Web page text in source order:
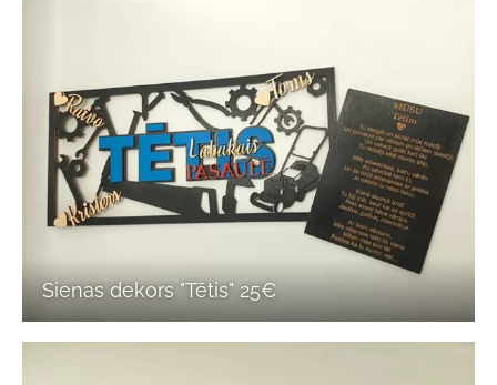
Sienas dekors "Tētis" 25€